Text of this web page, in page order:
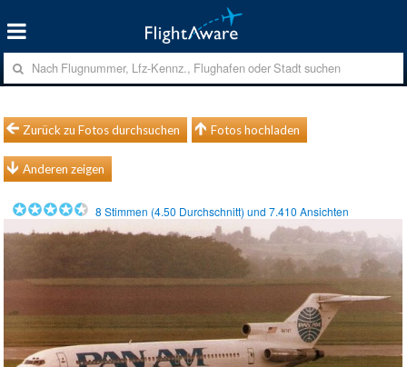
Zurück zu Fotos durchsuchen Fotos hochladen
Anderen zeigen
8 Stimmen (4.50 Durchschnitt) und7.410 Ansichten